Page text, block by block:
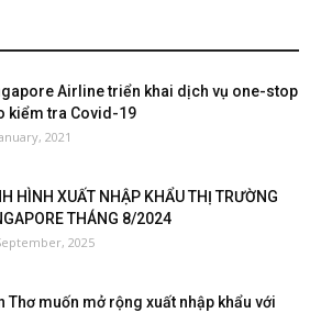
Airline triển khai dịch vụ one-stop
kiểm tra Covid-19
2021
HÌNH XUẤT NHẬP KHẨU THỊ TRƯỜNG
THÁNG 8/2024
2025
Thơ muốn mở rộng xuất nhập khẩu với